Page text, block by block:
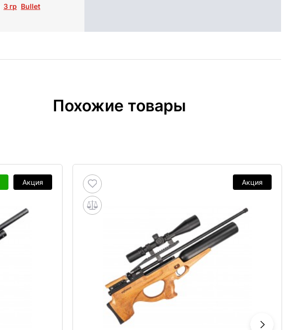
3 гр Bullet
Похожие товары
Акция Акция